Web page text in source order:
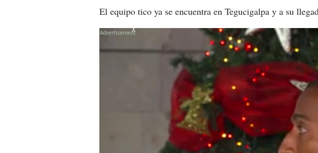
El equipo tico ya se encuentra en Tegucigalpa y a su
X
X